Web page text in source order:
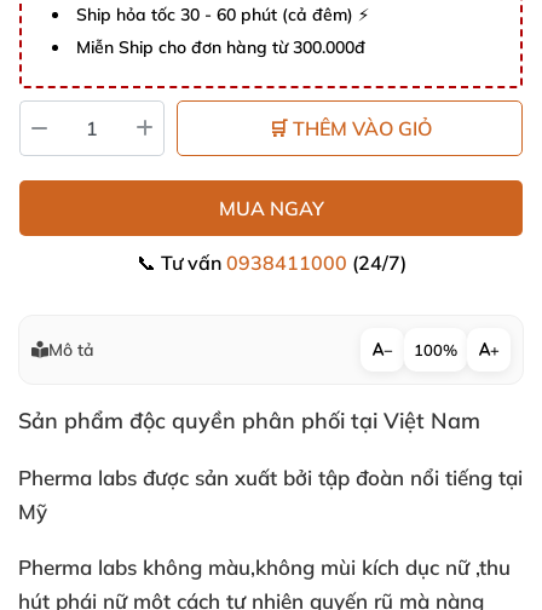
Ship hỏa tốc 30 - 60 phút (cả đêm) ⚡
Miễn Ship cho đơn hàng từ 300.000đ
🛒 THÊM VÀO GIỎ
MUA NGAY
📞 Tư vấn 0938411000 (24/7)
Mô tả − 100% +
Sản phẩm độc quyền phân phối tại Việt Nam
Pherma labs được sản xuất bởi tập đoàn nổi tiếng tại
Mỹ
Pherma labs không màu,không mùi kích dục nữ ,thu
hút phái nữ một cách tự nhiên quyến rũ mà nàng